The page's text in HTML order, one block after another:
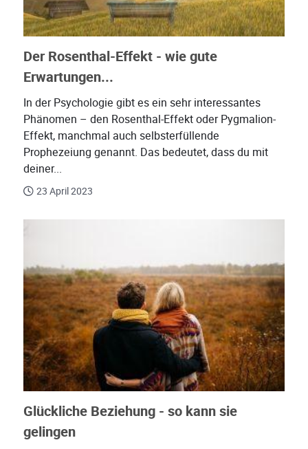
Der Rosenthal-Effekt - wie gute
Erwartungen...
In der Psychologie gibt es ein sehr interessantes
Phänomen – den Rosenthal-Effekt oder Pygmalion-
Effekt, manchmal auch selbsterfüllende
Prophezeiung genannt. Das bedeutet, dass du mit
deiner...
23 April 2023
Glückliche Beziehung - so kann sie
gelingen